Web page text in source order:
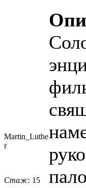
Martin_Luthe
r
Стаж: 15